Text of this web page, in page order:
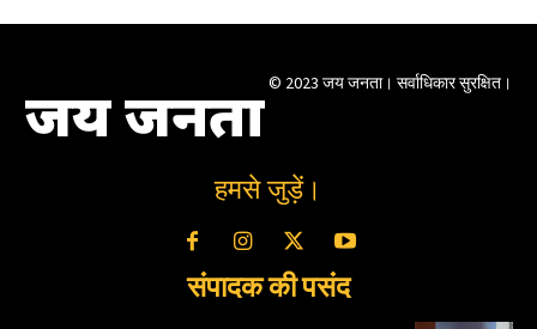
जय जनता © 2023 जय जनता। सर्वाधिकार सुरक्षित।
हमसे जुड़ें।
संपादक की पसंद